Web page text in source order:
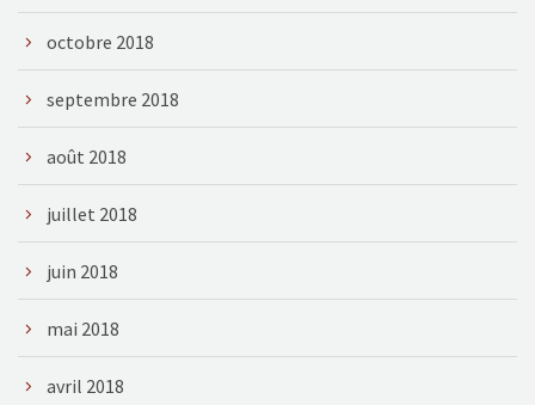
octobre 2018
septembre 2018
août 2018
juillet 2018
juin 2018
mai 2018
avril 2018